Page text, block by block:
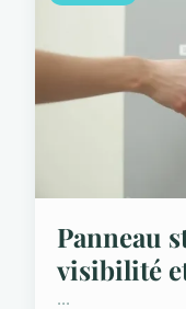
Panneau
visibilité
...